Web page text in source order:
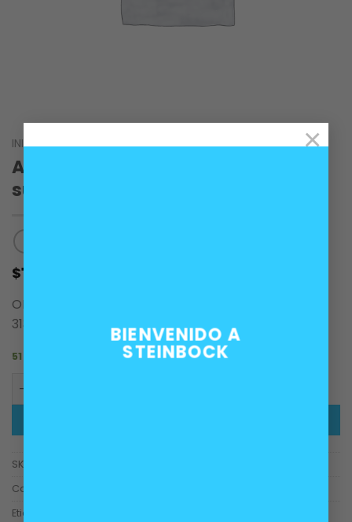
BIENVENIDO A
STEINBOCK
×
INICIO / CARROCERÍA
Amortiguador delantero derecho
suspensión BMW E81 E87
$100.000
OEM 31316786018, 31316771554, 31316768916,
31316764472
51 disponibles
SKU:
Categorías:
Etiquetas: